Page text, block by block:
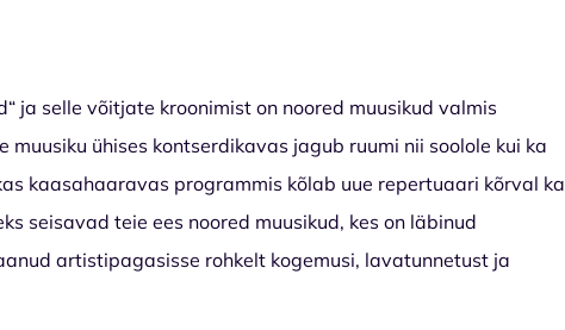
ja selle võitjate kroonimist on noored muusikud valmis
muusiku ühises kontserdikavas jagub ruumi nii soolole kui ka
kaasahaaravas programmis kõlab uue repertuaari kõrval ka
seisavad teie ees noored muusikud, kes on läbinud
artistipagasisse rohkelt kogemusi, lavatunnetust ja